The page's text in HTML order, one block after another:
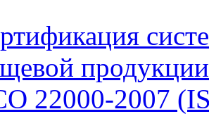
22000-2007